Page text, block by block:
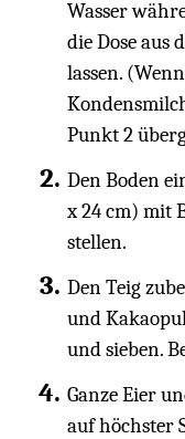
Wasser
die Dose aus
lassen.
Punkt 2
Den Boden
x 24 cm) mit
stellen.
Den Teig
und
und sieben.
Ganze Eier
auf höchster